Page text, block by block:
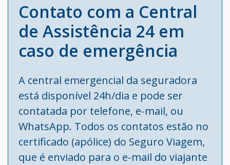
Contato com a Central
de Assistência 24 em
caso de emergência
A central emergencial da seguradora
está disponível 24h/dia e pode ser
contatada por telefone, e-mail, ou
WhatsApp. Todos os contatos estão no
certificado (apólice) do Seguro Viagem,
que é enviado para o e-mail do viajante